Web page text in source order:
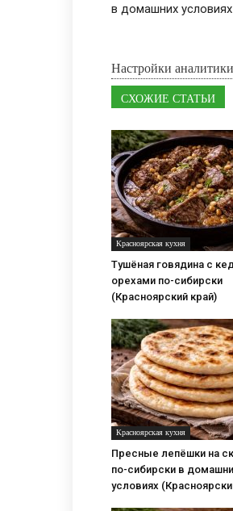
в домашних
Настройки аналитики
СХОЖИЕ СТАТЬИ
Красноярская кухня
Тушёная говядина с
орехами по-сибирски
(Красноярский край)
Красноярская кухня
Пресные лепёшки на
по-сибирски в
условиях